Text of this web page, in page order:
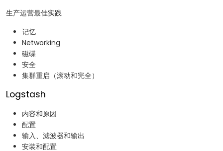
生产运营最佳实践
记忆
Networking
磁碟
安全
集群重启（滚动和完全）
Logstash
内容和原因
配置
输入、滤波器和输出
安装和配置